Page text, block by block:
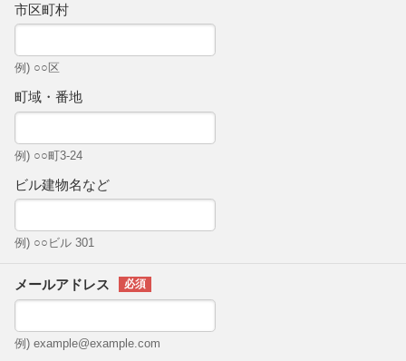
市区町村
例) ○○区
町域・番地
例) ○○町3-24
ビル建物名など
例) ○○ビル 301
メールアドレス
例) example@example.com